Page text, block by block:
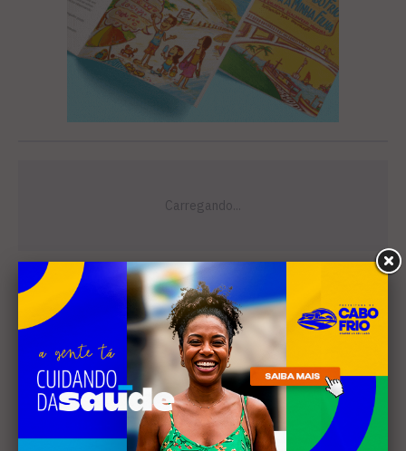
Leia Também
EDUCAÇÃO
Justiça determina que
Prefeitura de Cabo Frio
pague horas extras a
professores